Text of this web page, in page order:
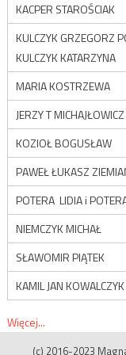
KACPER STAROŚCIAK
KULCZYK GRZEGORZ
KULCZYK KATARZYNA
MARIA KOSTRZEWA
JERZY T MICHAJŁOWICZ
KOZIOŁ BOGUSŁAW
PAWEŁ ŁUKASZ
POTERA LIDIA i
NIEMCZYK MICHAŁ
SŁAWOMIR PIĄTEK
KAMIL JAN KOWALCZYK
Więcej...
(c) 2016-2023